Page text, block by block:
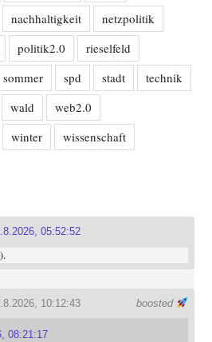
nachhaltigkeit
netzpolitik
politik2.0
rieselfeld
sommer spd stadt
technik
wald
web2.0
winter wissenschaft
05:52:52
boosted
10:12:43
08:21:17